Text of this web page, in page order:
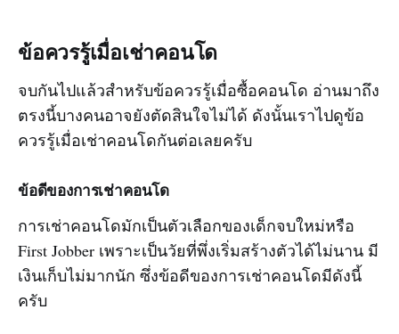
ข้อควรรู้เมื่อเช่าคอนโด
จบกันไปแล้วสำหรับข้อควรรู้เมื่อซื้อคอนโด อ่านมาถึง
ตรงนี้บางคนอาจยังตัดสินใจไม่ได้ ดังนั้นเราไปดูข้อ
ควรรู้เมื่อเช่าคอนโดกันต่อเลยครับ
ข้อดีของการเช่าคอนโด
การเช่าคอนโดมักเป็นตัวเลือกของเด็กจบใหม่หรือ
First Jobber เพราะเป็นวัยที่พึ่งเริ่มสร้างตัวได้ไม่นาน มี
เงินเก็บไม่มากนัก ซึ่งข้อดีของการเช่าคอนโดมีดังนี้
ครับ